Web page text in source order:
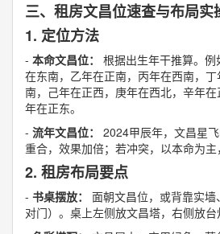
三、租房文昌位速查与布局实
1. 定位方法
- 本命文昌位：
根据出生年干推算。
在东南，乙年在正南，丙年在西南，
南，己年在正西，庚年在西北，辛年
年在正东。
- 流年文昌位：
2024甲辰年，文昌星
重合，效果加倍；若冲突，以本命为主
2. 租房布局要点
- 书桌摆放：
面朝文昌位，或背靠实
对门）。桌上左侧放文昌塔，右侧放台